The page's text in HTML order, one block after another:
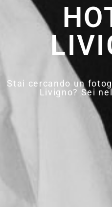
Stai cercando un
Livigno? Sei